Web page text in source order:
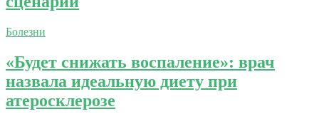
Болезни
«Будет снижать воспаление»: врач
назвала идеальную диету при
атеросклерозе